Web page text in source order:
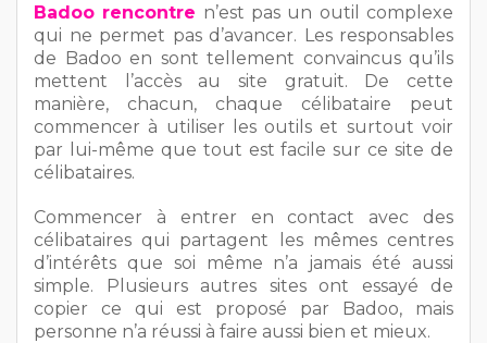
Badoo rencontre n’est pas un outil complexe
qui ne permet pas d’avancer. Les responsables
de Badoo en sont tellement convaincus qu’ils
mettent l’accès au site gratuit. De cette
manière, chacun, chaque célibataire peut
commencer à utiliser les outils et surtout voir
par lui-même que tout est facile sur ce site de
célibataires.
Commencer à entrer en contact avec des
célibataires qui partagent les mêmes centres
d’intérêts que soi même n’a jamais été aussi
simple. Plusieurs autres sites ont essayé de
copier ce qui est proposé par Badoo, mais
personne n’a réussi à faire aussi bien et mieux.